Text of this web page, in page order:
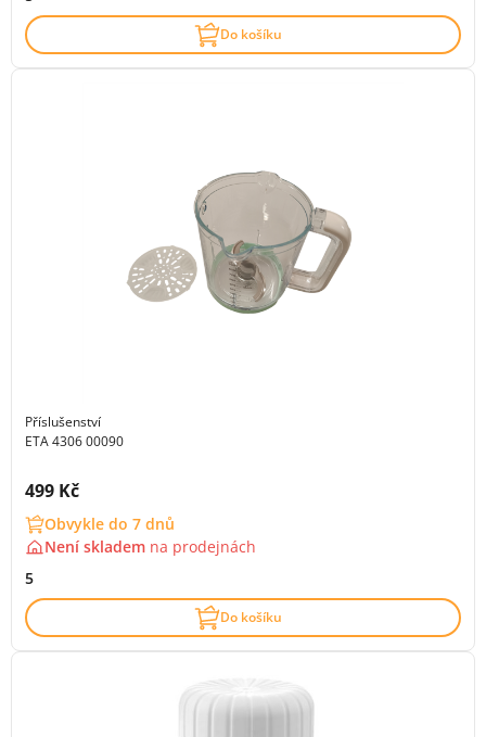
Do košíku
Příslušenství
ETA 4306 00090
Cena s DPH:
499 Kč
Obvykle do 7 dnů
Není skladem na prodejnách
5
Do košíku